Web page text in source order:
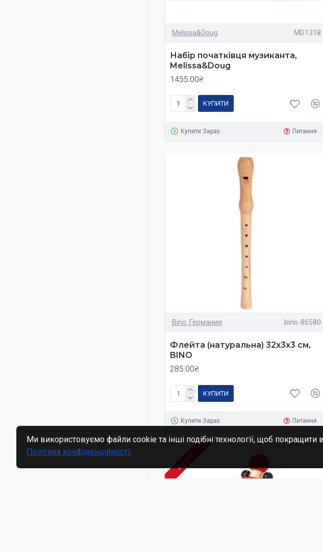
Melissa&Doug MD1318
Набір початківця музиканта,
Melissa&Doug
1455.00₴
КУПИТИ
Купити Зараз Питання
Bino, Германия bino-86580
Флейта (натуральна) 32х3х3 см,
BINO
285.00₴
КУПИТИ
Купити Зараз Питання
2-3 ДНІ
Ми використовуємо файли cookie та інші подібні технології, щоб
Політика конфіденційності.